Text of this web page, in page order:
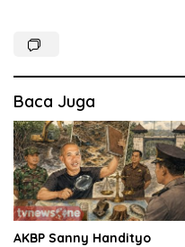
Baca Juga
AKBP Sanny Handityo